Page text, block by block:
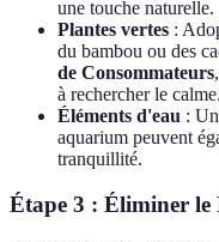
une touche naturelle.
Plantes vertes :
du bambou ou des
de Consommateurs
à rechercher le calme.
Éléments d'eau :
aquarium peuvent
tranquillité.
Étape 3 : Éliminer le